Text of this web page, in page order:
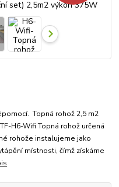
Topná rohož 2,5 m2
H6-Wifi Topná rohož určená
rohože instalujeme jako
místnosti, čímž získáme